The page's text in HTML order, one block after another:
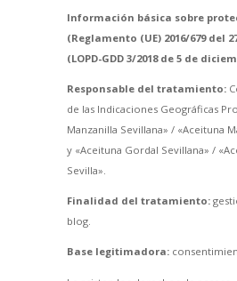
Información básica sobre
(Reglamento (UE) 2016/679 del
(LOPD-GDD 3/2018 de 5 de
Responsable del tratamiento:
de las Indicaciones Geográficas
Manzanilla Sevillana» / «Aceituna
y «Aceituna Gordal Sevillana» /
Sevilla».
Finalidad del tratamiento:
blog.
Base legitimadora: